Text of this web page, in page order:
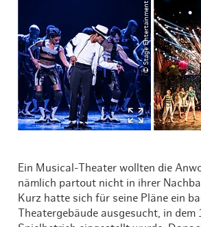
© Stage Entertainment
Ein Musical-Theater wollten die
nämlich partout nicht in ihrer
Kurz hatte sich für seine Pläne ein
Theatergebäude ausgesucht, in